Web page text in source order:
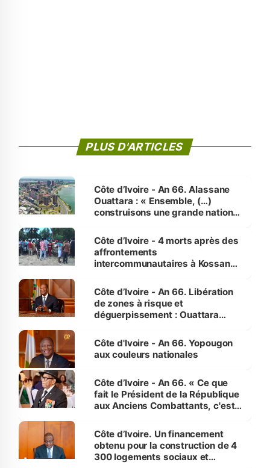
PLUS D'ARTICLES
Côte d’Ivoire - An 66. Alassane
Ouattara : « Ensemble, (…)
construisons une grande nation
générations futures »
Côte d’Ivoire - 4 morts après des
affrontements
intercommunautaires à Kossandji
milieu des sinistrés
Côte d’Ivoire - An 66. Libération
de zones à risque et
déguerpissement : Ouattara
l'Etat de droit pour préserver les
vies humaines »
Côte d'Ivoire - An 66. Yopougon
aux couleurs nationales
Côte d’Ivoire - An 66. « Ce que
fait le Président de la République
aux Anciens Combattants, c'est
Côte d’Ivoire. Un financement
obtenu pour la construction de 4
300 logements sociaux et